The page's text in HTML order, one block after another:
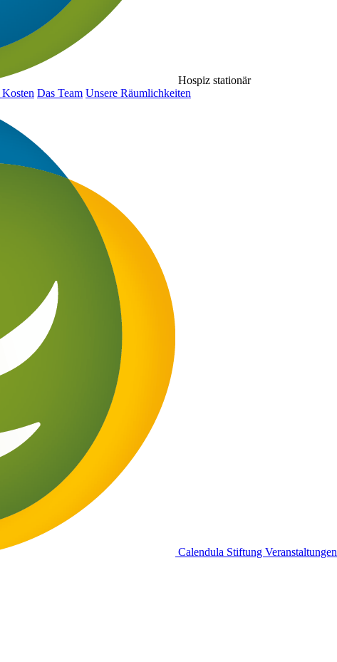
Hospiz stationär
Kosten Das Team Unsere Räumlichkeiten
Calendula Stiftung Veranstaltungen